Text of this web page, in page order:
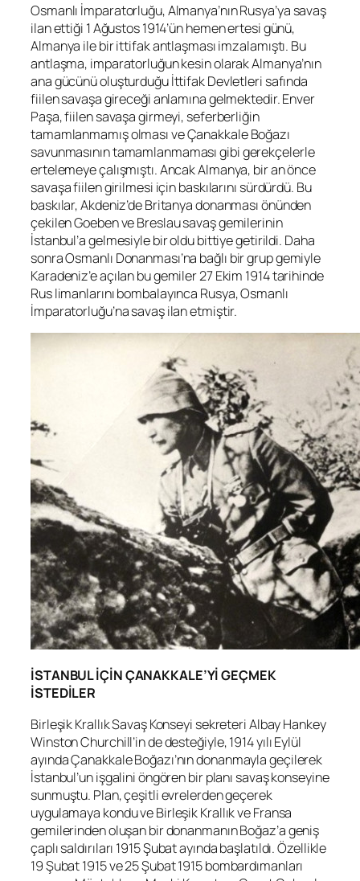
Osmanlı İmparatorluğu, Almanya’nın Rusya’ya savaş
ilan ettiği 1 Ağustos 1914’ün hemen ertesi günü,
Almanya ile bir ittifak antlaşması imzalamıştı. Bu
antlaşma, imparatorluğun kesin olarak Almanya’nın
ana gücünü oluşturduğu İttifak Devletleri safında
fiilen savaşa gireceği anlamına gelmektedir. Enver
Paşa, fiilen savaşa girmeyi, seferberliğin
tamamlanmamış olması ve Çanakkale Boğazı
savunmasının tamamlanmaması gibi gerekçelerle
ertelemeye çalışmıştı. Ancak Almanya, bir an önce
savaşa fiilen girilmesi için baskılarını sürdürdü. Bu
baskılar, Akdeniz’de Britanya donanması önünden
çekilen Goeben ve Breslau savaş gemilerinin
İstanbul’a gelmesiyle bir oldu bittiye getirildi. Daha
sonra Osmanlı Donanması’na bağlı bir grup gemiyle
Karadeniz’e açılan bu gemiler 27 Ekim 1914 tarihinde
Rus limanlarını bombalayınca Rusya, Osmanlı
İmparatorluğu’na savaş ilan etmiştir.
İSTANBUL İÇİN ÇANAKKALE’Yİ GEÇMEK
İSTEDİLER
Birleşik Krallık Savaş Konseyi sekreteri Albay Hankey
Winston Churchill’in de desteğiyle, 1914 yılı Eylül
ayında Çanakkale Boğazı’nın donanmayla geçilerek
İstanbul’un işgalini öngören bir planı savaş konseyine
sunmuştu. Plan, çeşitli evrelerden geçerek
uygulamaya kondu ve Birleşik Krallık ve Fransa
gemilerinden oluşan bir donanmanın Boğaz’a geniş
çaplı saldırıları 1915 Şubat ayında başlatıldı. Özellikle
19 Şubat 1915 ve 25 Şubat 1915 bombardımanları